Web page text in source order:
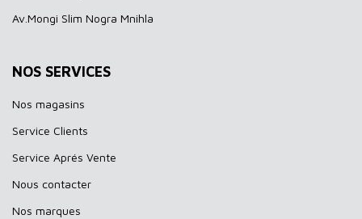
Av.Mongi Slim Nogra Mnihla
NOS SERVICES
Nos magasins
Service Clients
Service Aprés Vente
Nous contacter
Nos marques